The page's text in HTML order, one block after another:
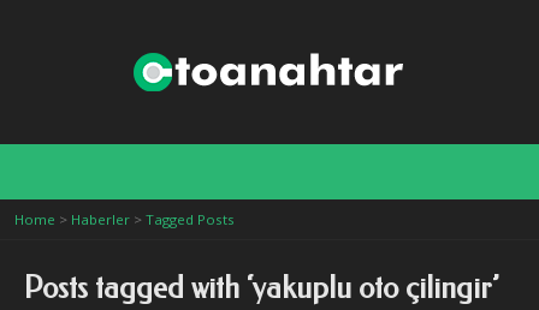
Home > Haberler > Tagged Posts
Posts tagged with ‘yakuplu oto çilingir’